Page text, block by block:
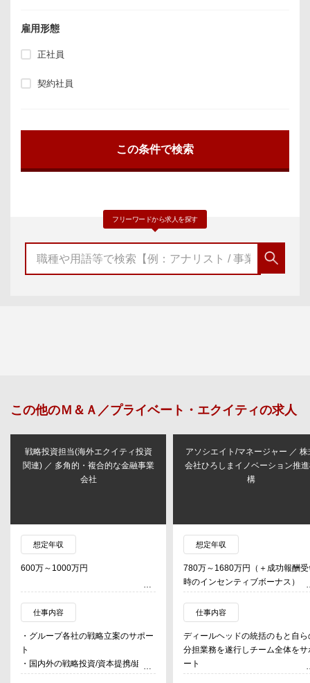
雇用形態
正社員
契約社員
フリーワードから求人を探す
この他のＭ＆Ａ／プライベート・エクイティの求人
戦略投資担当(海外エクイティ投資
関連) ／ 多角的・複合的な金融事業
会社
想定年収
600万～1000万円
仕事内容
・グループ各社の戦略立案のサポー
ト
・国内外の戦略投資/資本提携/組織
再編/事業売却
アソシエイト/マネージャー ／ 株
会社ひろしまイノベーション推
構
想定年収
780万～1680万円（＋成功報酬受
時のインセンティブボーナス）
仕事内容
ディールヘッドの統括のもと自ら
分担業務を遂行しチーム全体をサ
ート
1.投資先候補企業の新規開拓（金